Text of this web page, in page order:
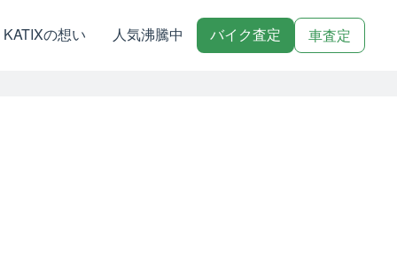
KATIXの想い 人気沸騰中 バイク査定 車査定